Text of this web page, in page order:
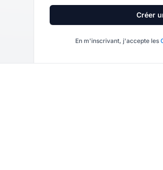
Créer
En m'inscrivant, j'accepte les